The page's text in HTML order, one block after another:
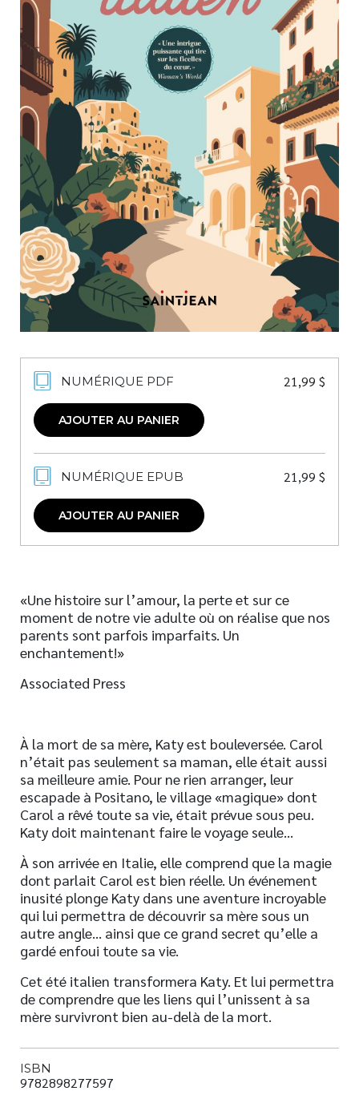
Nouveautés
Numérique
Livres audio
Meilleurs vendeurs
Page vedette
AUTEURS
À PROPOS
CONTACT
NUMÉRIQUE PDF 21,99 $
AJOUTER AU PANIER
NUMÉRIQUE EPUB 21,99 $
AJOUTER AU PANIER
«Une histoire sur l’amour, la perte et sur ce
moment de notre vie adulte où on réalise que nos
parents sont parfois imparfaits. Un
enchantement!»
Associated Press
À la mort de sa mère, Katy est bouleversée. Carol
n’était pas seulement sa maman, elle était aussi
sa meilleure amie. Pour ne rien arranger, leur
escapade à Positano, le village «magique» dont
Carol a rêvé toute sa vie, était prévue sous peu.
Katy doit maintenant faire le voyage seule…
À son arrivée en Italie, elle comprend que la magie
dont parlait Carol est bien réelle. Un événement
inusité plonge Katy dans une aventure incroyable
qui lui permettra de découvrir sa mère sous un
autre angle… ainsi que ce grand secret qu’elle a
gardé enfoui toute sa vie.
Cet été italien transformera Katy. Et lui permettra
de comprendre que les liens qui l’unissent à sa
mère survivront bien au-delà de la mort.
ISBN
9782898277597